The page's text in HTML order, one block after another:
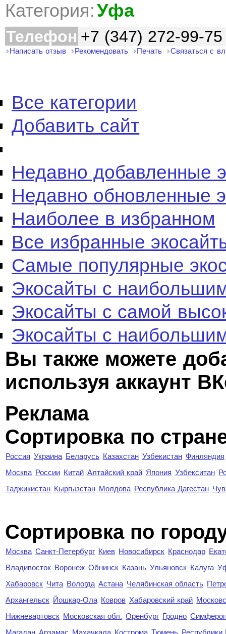
Категория:Уфа
Телефон +7 (347) 272-99-75
Написать отзыв Рекомендовать Печать Связаться с
Все категории
Добавить сайт
Недавно добавленные
Недавно обновленные
Наиболее в избранном
Все избранные
Самые популярные
Экосайты с
Экосайты с самой
Экосайты с
Вы также можете
используя аккаунт
Реклама
Сортировка по
Россия Украина Беларусь Казахстан Узбекистан Финляндия
Москва России Китай Алтайский край Япония Узбекситан
Таджикистан Кыргызстан Молдова Республика Дагестан
Cортировка по
Москва Санкт-Петербург Киев Новосибирск Краснодар
Владивосток Воронеж Обнинск Казань Ульяновск Калуга
Хабаровск Чита Вологда Астана Челябинская область
Архангельск Йошкар-Ола Ковров Хабаровский край
Нижневартовск Московская обл. Оренбург Гродно
Магадан Арзамас Махачкала Кострома Тюмень Республики